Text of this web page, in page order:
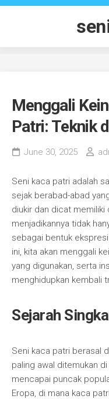
Skip
Menggali
Patri: Teknik
June 30, 2025
Seni kaca patri adalah
sejak berabad-abad
diukir dan dicat memiliki
menjadikannya tidak
sebagai bentuk
ini, kita akan menggali
yang digunakan, serta
menghidupkan kembali
Sejarah
Seni kaca patri berasal
paling awal ditemukan
mencapai puncak
Eropa, di mana kaca